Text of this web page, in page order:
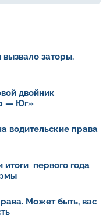
заторы.
двойник
— Юг»
водительские права
итоги первого года
Может быть, вас